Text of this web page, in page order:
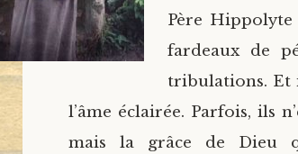
Père
fardeaux de
tribulations. Et
l’âme éclairée. Parfois, ils
mais la grâce de Dieu